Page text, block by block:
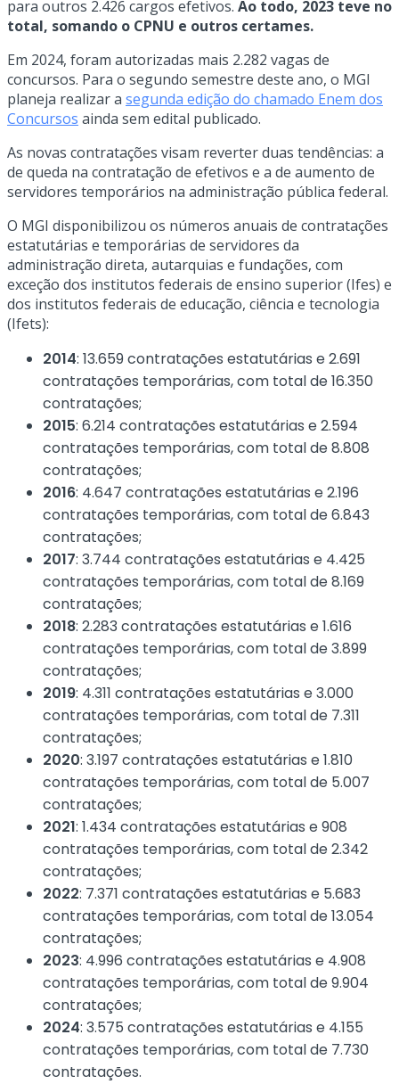
para outros 2.426 cargos efetivos. Ao todo, 2023 teve no
total, somando o CPNU e outros certames.
Em 2024, foram autorizadas mais 2.282 vagas de
concursos. Para o segundo semestre deste ano, o MGI
planeja realizar a segunda edição do chamado Enem dos
Concursos ainda sem edital publicado.
As novas contratações visam reverter duas tendências: a
de queda na contratação de efetivos e a de aumento de
servidores temporários na administração pública federal.
O MGI disponibilizou os números anuais de contratações
estatutárias e temporárias de servidores da
administração direta, autarquias e fundações, com
exceção dos institutos federais de ensino superior (Ifes) e
dos institutos federais de educação, ciência e tecnologia
(Ifets):
2014: 13.659 contratações estatutárias e 2.691
contratações temporárias, com total de 16.350
contratações;
2015: 6.214 contratações estatutárias e 2.594
contratações temporárias, com total de 8.808
contratações;
2016: 4.647 contratações estatutárias e 2.196
contratações temporárias, com total de 6.843
contratações;
2017: 3.744 contratações estatutárias e 4.425
contratações temporárias, com total de 8.169
contratações;
2018: 2.283 contratações estatutárias e 1.616
contratações temporárias, com total de 3.899
contratações;
2019: 4.311 contratações estatutárias e 3.000
contratações temporárias, com total de 7.311
contratações;
2020: 3.197 contratações estatutárias e 1.810
contratações temporárias, com total de 5.007
contratações;
2021: 1.434 contratações estatutárias e 908
contratações temporárias, com total de 2.342
contratações;
2022: 7.371 contratações estatutárias e 5.683
contratações temporárias, com total de 13.054
contratações;
2023: 4.996 contratações estatutárias e 4.908
contratações temporárias, com total de 9.904
contratações;
2024: 3.575 contratações estatutárias e 4.155
contratações temporárias, com total de 7.730
contratações.